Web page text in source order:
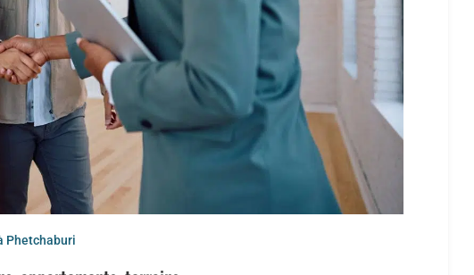
Phetchaburi